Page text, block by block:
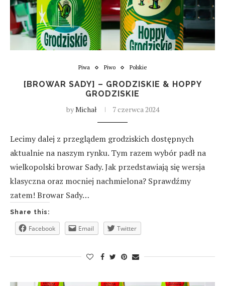
Piwa Piwo Polskie
[BROWAR SADY] – GRODZISKIE & HOPPY
GRODZISKIE
byMichał 7 czerwca 2024
Lecimy dalej z przeglądem grodziskich dostępnych
aktualnie na naszym rynku. Tym razem wybór padł na
wielkopolski browar Sady. Jak przedstawiają się wersja
klasyczna oraz mocniej nachmielona? Sprawdźmy
zatem! Browar Sady…
Share this:
Facebook Email Twitter